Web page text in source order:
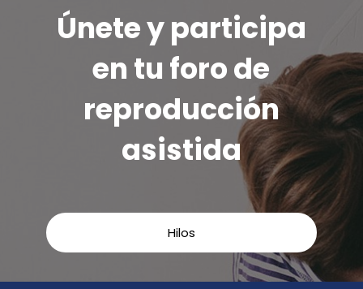
Únete y participa
en tu foro de
reproducción
asistida
Hilos